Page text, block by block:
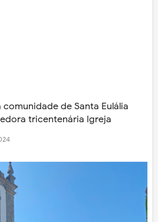
de Santa Eulália
tricentenária Igreja